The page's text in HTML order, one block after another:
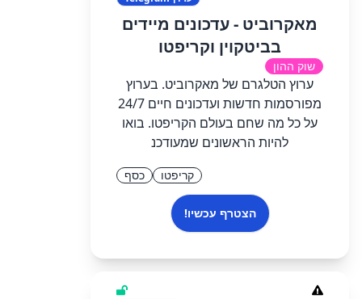
מאקרוביט - עדכונים מיידים
בביטקוין וקריפטו
שוק ההון
ערוץ הטלגרם של מאקרוביט. בערוץ
מפורסמות חדשות ועדכונים חיים 24/7
על כל מה שחם בעולם הקריפטו. בואו
להיות הראשונים שמעודכנ
קריפטו כסף
הצטרף עכשיו!